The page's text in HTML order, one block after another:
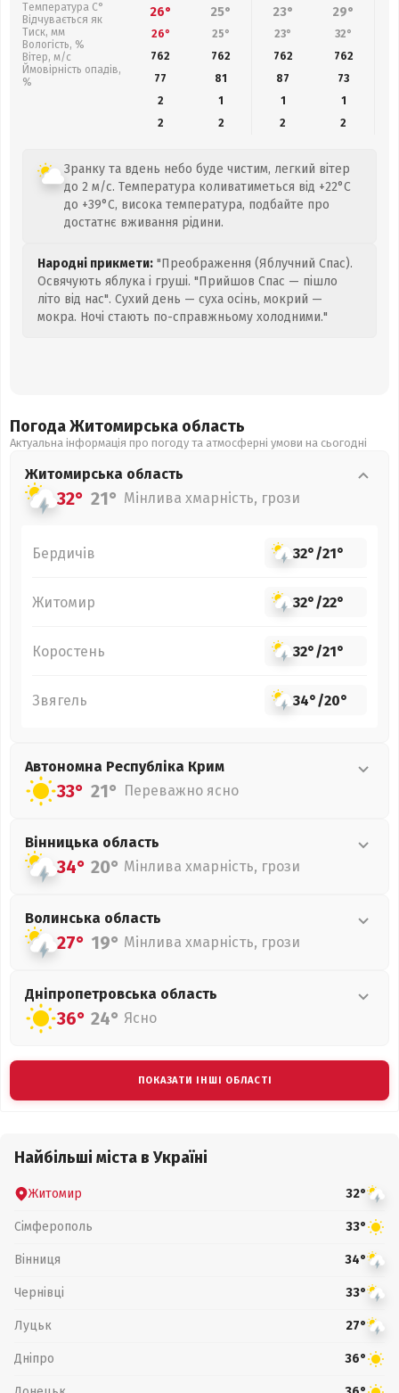
Температура С°
Відчувається як
Тиск, мм
Вологість, %
Вітер, м/с
Ймовірність опадів,
%
26° 25° 23° 29°
26° 25° 23° 32°
762
762 762 762
77
81 87 73
2
1 1
1
2
2 2 2
Зранку та вдень небо буде чистим, легкий вітер
до 2 м/с. Температура коливатиметься від +22°C
до +39°C, висока температура, подбайте про
достатнє вживання рідини.
Народні прикмети: "Преображення (Яблучний Спас).
Освячують яблука і груші. "Прийшов Спас — пішло
літо від нас". Сухий день — суха осінь, мокрий —
мокра. Ночі стають по-справжньому холодними."
Погода Житомирська область
Актуальна інформація про погоду та атмосферні умови на сьогодні
Житомирська область
32° 21° Мінлива хмарність, грози
Бердичів 32°/21°
Житомир 32°/22°
Коростень 32°/21°
Звягель 34°/20°
Автономна Республіка Крим
33° 21° Переважно ясно
Вінницька область
34° 20° Мінлива хмарність, грози
Волинська область
27° 19° Мінлива хмарність, грози
Дніпропетровська область
36° 24° Ясно
ПОКАЗАТИ ІНШІ ОБЛАСТІ
Найбільші міста в Україні
Житомир 32°
Сімферополь 33°
Вінниця 34°
Чернівці 33°
Луцьк 27°
Дніпро 36°